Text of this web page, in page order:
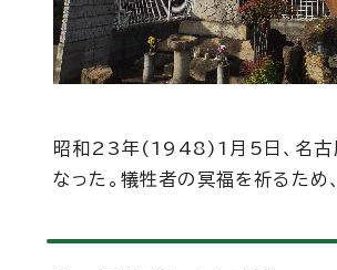
昭和23年(1948)1月5日、名古
なった。犠牲者の冥福を祈るため